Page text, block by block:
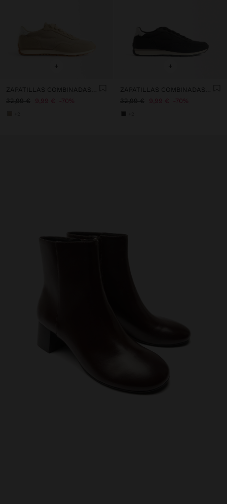
+
32,99 €
9,99 € 70%
+
32,99 €
9,99 € 70%